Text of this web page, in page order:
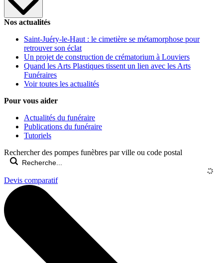
Nos actualités
Saint-Juéry-le-Haut : le cimetière se métamorphose pour
retrouver son éclat
Un projet de construction de crématorium à Louviers
Quand les Arts Plastiques tissent un lien avec les Arts
Funéraires
Voir toutes les actualités
Pour vous aider
Actualités du funéraire
Publications du funéraire
Tutoriels
Rechercher des pompes funèbres par ville ou code postal
Devis comparatif